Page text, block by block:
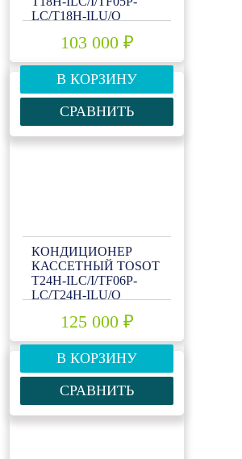
LC/T18H-ILU/O
103 000 ₽
В КОРЗИНУ
СРАВНИТЬ
КОНДИЦИОНЕР
КАССЕТНЫЙ TOSOT
T24H-ILC/I/TF06P-
LC/T24H-ILU/O
125 000 ₽
В КОРЗИНУ
СРАВНИТЬ